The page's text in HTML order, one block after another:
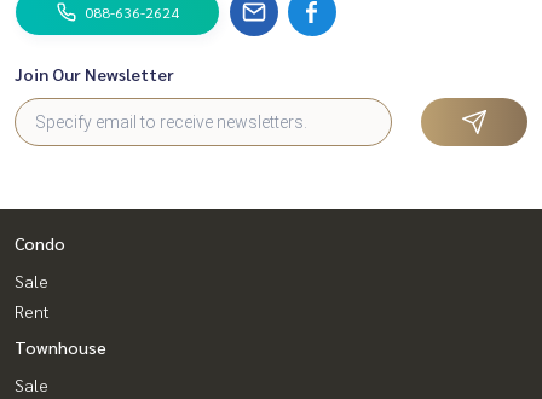
088-636-2624
Join Our Newsletter
Condo
Sale
Rent
Townhouse
Sale